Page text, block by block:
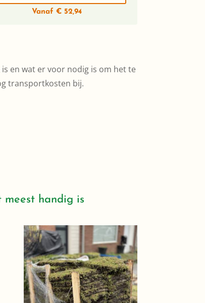
Vanaf € 52,94
en wat er voor nodig is om het te
transportkosten bij.​
meest handig is